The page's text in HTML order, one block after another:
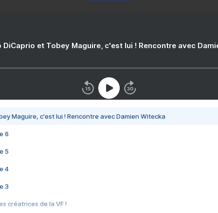
DiCaprio et Tobey Maguire, c'est lui ! Rencontre avec
Maguire, c'est lui ! Rencontre avec Damien Witecka
6
5
4
3
créatrices de la VF !